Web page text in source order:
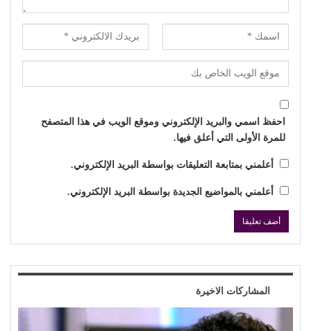
احفظ اسمي والبريد الإلكتروني وموقع الويب في هذا المتصفح
للمرة الأولى التي أعلق فيها.
أعلمني بمتابعة التعليقات بواسطة البريد الإلكتروني.
أعلمني بالمواضيع الجديدة بواسطة البريد الإلكتروني.
المشاركات الاخيرة